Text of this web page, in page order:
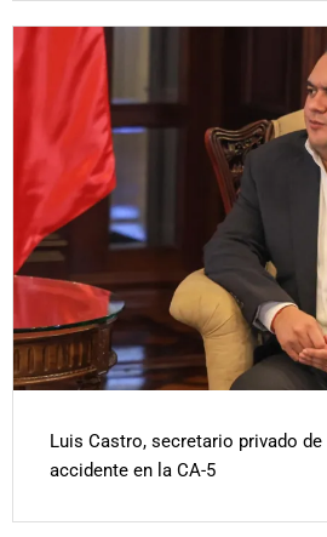
Luis Castro, secretario privado
accidente en la CA-5